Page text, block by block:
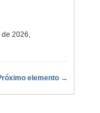
2026,
elemento →